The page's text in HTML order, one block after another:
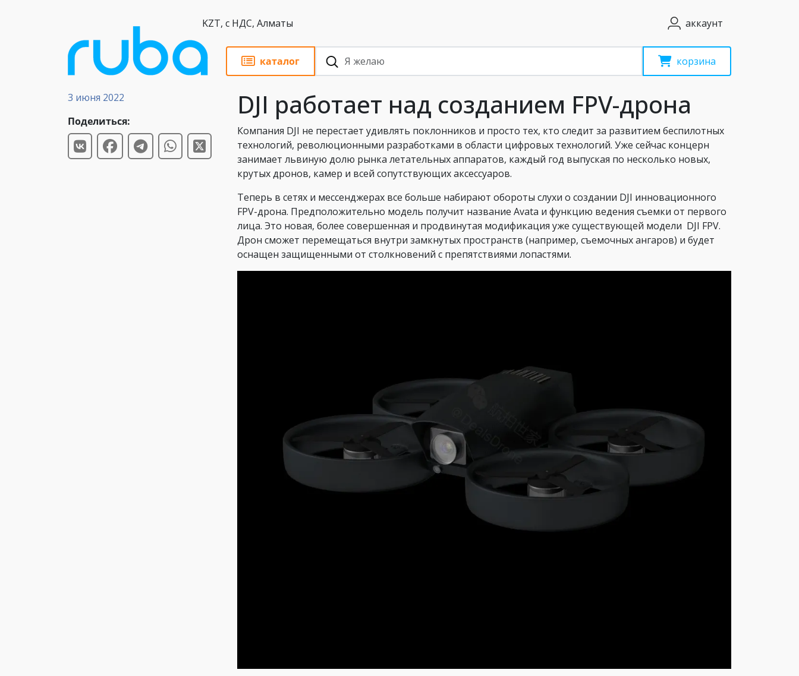
KZT, с НДС, Алматы аккаунт
каталог корзина
Новости
3 июня 2022
Поделиться:
DJI работает над созданием FPV-дрона
Компания DJI не перестает удивлять поклонников и просто тех, кто следит за развитием беспилотных
технологий, революционными разработками в области цифровых технологий. Уже сейчас концерн
занимает львиную долю рынка летательных аппаратов, каждый год выпуская по несколько новых,
крутых дронов, камер и всей сопутствующих аксессуаров.
Теперь в сетях и мессенджерах все больше набирают обороты слухи о создании DJI инновационного
FPV-дрона. Предположительно модель получит название Avata и функцию ведения съемки от первого
лица. Это новая, более совершенная и продвинутая модификация уже существующей модели DJI FPV.
Дрон сможет перемещаться внутри замкнутых пространств (например, съемочных ангаров) и будет
оснащен защищенными от столкновений с препятствиями лопастями.